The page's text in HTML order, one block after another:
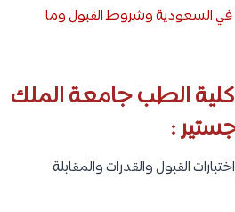
السعودية وشروط القبول وما
الطب جامعة الملك
:
القبول والقدرات والمقابلة